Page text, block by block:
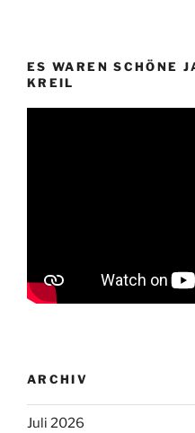
ES WAREN SCHÖNE
KREIL
ARCHIV
Juli 2026